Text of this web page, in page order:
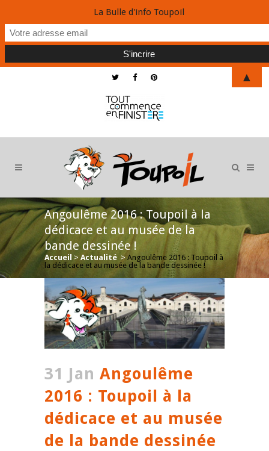
Angoulême 2016 : Toupoil à la
dédicace et au musée de la
bande dessinée !
Accueil > Actualité > Angoulême 2016 : Toupoil à
la dédicace et au musée de la bande dessinée !
31 Jan Angoulême
2016 : Toupoil à la
dédicace et au musée
de la bande dessinée
La Bulle d'info Toupoil
▲